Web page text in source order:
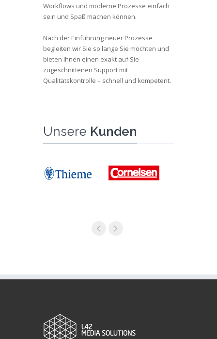
Workflows und moderne Prozesse einfach
sein und Spaß machen können.
Nach der Einführung neuer Prozesse
begleiten wir Sie so lange Sie möchten und
bieten Ihnen einen exakt auf Sie
zugeschnittenen Support mit
Qualitätskontrolle – schnell und kompetent.
Unsere Kunden